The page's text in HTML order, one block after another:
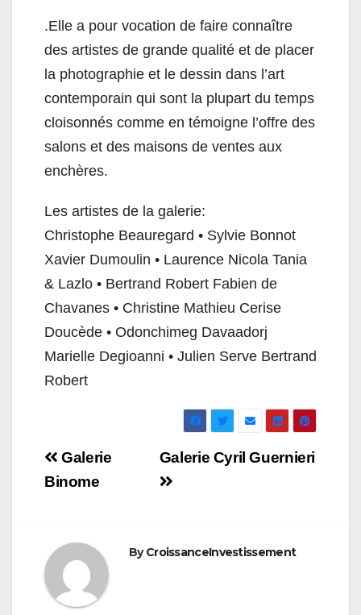
.Elle a pour vocation de faire connaître
des artistes de grande qualité et de placer
la photographie et le dessin dans l’art
contemporain qui sont la plupart du temps
cloisonnés comme en témoigne l’offre des
salons et des maisons de ventes aux
enchères.
Les artistes de la galerie:
Christophe Beauregard • Sylvie Bonnot
Xavier Dumoulin • Laurence Nicola Tania
& Lazlo • Bertrand Robert Fabien de
Chavanes • Christine Mathieu Cerise
Doucède • Odonchimeg Davaadorj
Marielle Degioanni • Julien Serve Bertrand
Robert
Navigation
de
Galerie Cyril Guernieri
Galerie
Binome
ByCroissanceInvestissement